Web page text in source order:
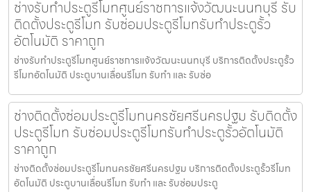
ช่างรับทำประตูรีโมทศูนย์ราชการแจ้งวัฒนะนนทบุรี รับ
ติดตั้งประตูรีโมท รับซ่อมประตูรีโมทรับทำประตูรั้ว
อัตโนมัติ ราคาถูก
ช่างรับทำประตูรีโมทศูนย์ราชการแจ้งวัฒนะนนทบุรี บริการติดตั้งประตูรั้ว
รีโมทอัตโนมัติ ประตูบานเลื่อนรีโมท รับทำ และ รับซ่อ
ช่างติดตั้งซ่อมประตูรีโมทนครชัยศรีนครปฐม รับติดตั้ง
ประตูรีโมท รับซ่อมประตูรีโมทรับทำประตูรั้วอัตโนมัติ
ราคาถูก
ช่างติดตั้งซ่อมประตูรีโมทนครชัยศรีนครปฐม บริการติดตั้งประตูรั้วรีโมท
อัตโนมัติ ประตูบานเลื่อนรีโมท รับทำ และ รับซ่อมประตู